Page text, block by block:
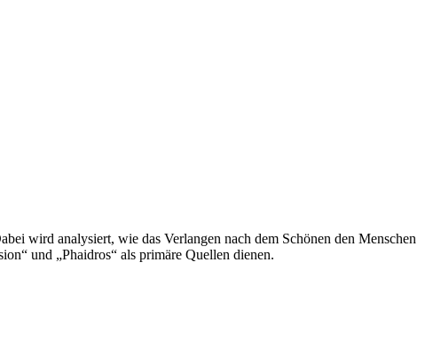
wird analysiert, wie das Verlangen nach dem Schönen den Menschen
und „Phaidros“ als primäre Quellen dienen.